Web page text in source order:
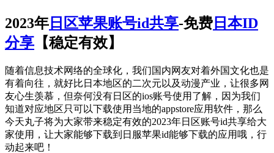
2023年 日区苹果账号id共享-免费 日本ID
分享 【稳定有效】
随着信息技术网络的全球化，我们国内网友对着外国文化也是
有着向往，就好比日本地区的二次元以及动漫产业，让很多网
友心生羡慕，但奈何没有日区的ios账号使用了解，因为我们
知道对应地区只可以下载使用当地的appstore应用软件，那么
今天丸子将为大家带来稳定有效的2023年日区账号id共享给大
家使用，让大家能够下载到日服苹果id能够下载的应用哦，行
动起来吧！